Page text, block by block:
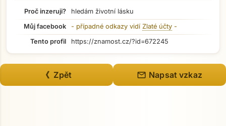
Proč inzeruji?
hledám životní lásku
Můj facebook
- případné odkazy vidí Zlaté účty -
Tento profil
https://znamost.cz/?id=672245
《 Zpět mail Napsat vzkaz